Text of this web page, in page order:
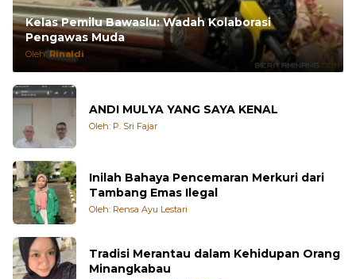
Kelas Pemilu Bawaslu: Wadah Kolaborasi
Pengawas Muda
Oleh: Rinaldi
ANDI MULYA YANG SAYA KENAL
Oleh: P. Sri Fajar
Inilah Bahaya Pencemaran Merkuri dari
Tambang Emas Ilegal
Oleh: Rensa Ayu Lestari
Tradisi Merantau dalam Kehidupan Orang
Minangkabau